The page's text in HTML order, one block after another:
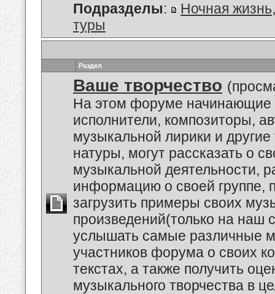
Подразделы: Ночная жизнь
туры
Раздел
Ваше творчество
На этом форуме начинающие
исполнители, композиторы,
музыкальной лирики и другие
натуры, могут рассказать о
музыкальной деятельности,
информацию о своей группе,
загрузить примеры своих
произведений(только на наш
услышать самые различные
участников форума о своих
текстах, а также получить
музыкального творчества в